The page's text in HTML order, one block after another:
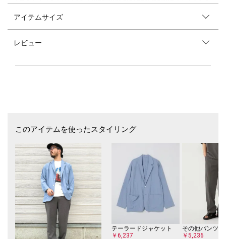
袖と裾の縫製は90年代前半までに見られたシングルステッチを採用。
なります。
上からシャツを羽織ってプリントを覗かせるのもオススメ。
【KILLIMAN JAH LOW WORKS】（キリマンジャロワークス）
次の時代、次の文化を体現する様々なブランド、アイテムをセレクトし、
発信するStudio Blanche(スタジオ・ブランシュ)と2013年から本格的にコ
ラージュでの作品制作を独学で始め、ダダイズム的でありながら、
枠にとらわれない多様なコラージュ作品を多数生み出し、さまざまなミュ
ージシャンのアートワークや、アパレルブランドとのコラボレーションな
ど活動の幅を広げている
【注意事項】
※末永く愛用頂く為に、アテンションタグ・洗濯ネームを必ずご確認の
アイテムサイズ
レビュー
このアイテムを使ったスタイリング
テーラードジャケット
￥6,237
その他パンツ
￥5,236